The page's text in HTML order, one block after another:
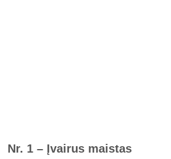
Nr. 1 – Įvairus maistas